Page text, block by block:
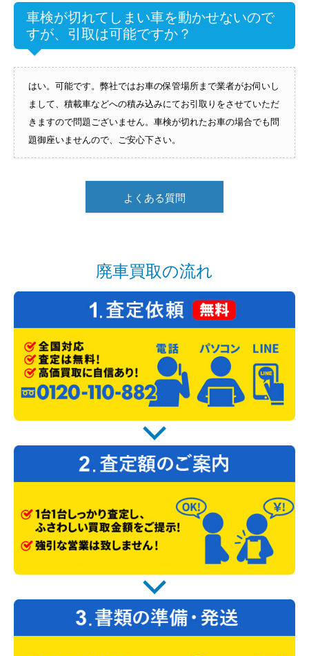
車検が切れてしまい車を動かせないので
すが、引取は可能ですか？
はい。可能です。弊社ではお車の保管場所まで業者がお伺いし
まして、積載車などへの積み込みにてお引取りをさせていただ
きますので問題ございません。車検が切れたお車の場合でも問
題御座いませんので、ご安心下さい。
よくある質問
廃車買取の流れ